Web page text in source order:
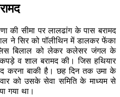
की सीमा पर लालढांग के पास बरामद
ने सिर को पॉलीथिन में डालकर फेंका
बिलाल को लेकर कलेसर जंगल के
व शाल बरामद की। जिस हथियार
करना बाकी है। छह दिन तक उमा के
को उसके सेवा समिति के माध्यम से
गया था।